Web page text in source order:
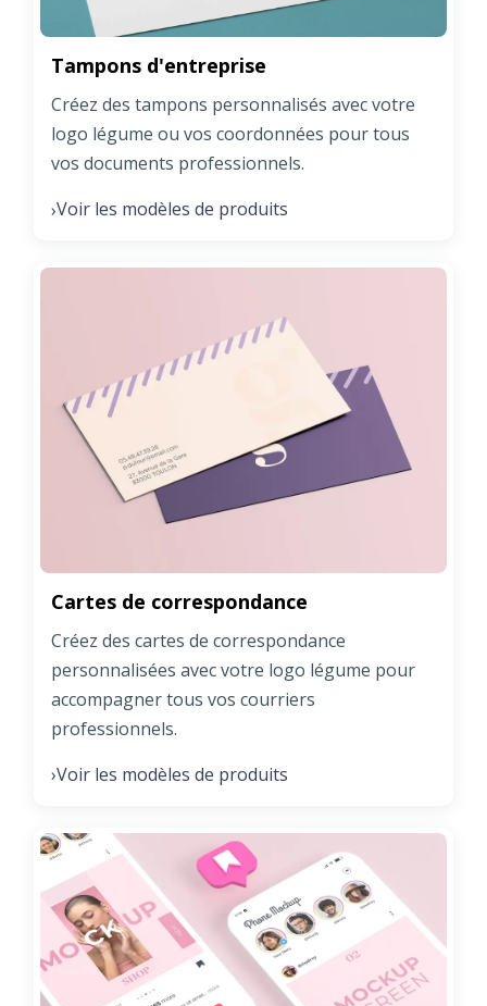
Tampons d'entreprise
Créez des tampons personnalisés avec votre
logo légume ou vos coordonnées pour tous
vos documents professionnels.
›Voir les modèles de produits
Cartes de correspondance
Créez des cartes de correspondance
personnalisées avec votre logo légume pour
accompagner tous vos courriers
professionnels.
›Voir les modèles de produits